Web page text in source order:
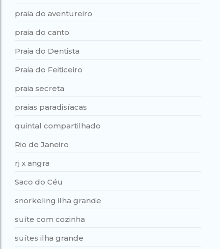
praia do aventureiro
praia do canto
Praia do Dentista
Praia do Feiticeiro
praia secreta
praias paradisíacas
quintal compartilhado
Rio de Janeiro
rj x angra
Saco do Céu
snorkeling ilha grande
suíte com cozinha
suítes ilha grande